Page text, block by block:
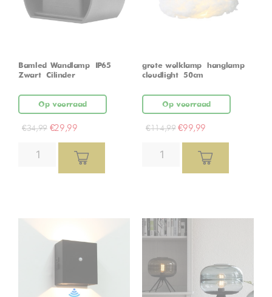
Bamled Wandlamp – IP65 –
Zwart – Cilinder
Op voorraad
€34,99 €29,99
grote wolklamp – hanglamp –
cloudlight – 50cm
Op voorraad
€114,99 €99,99